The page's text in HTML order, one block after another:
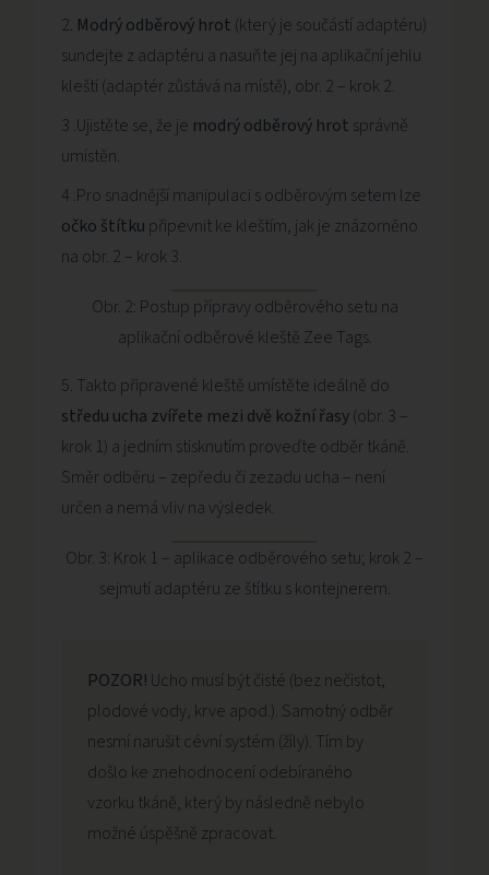
2. Modrý odběrový hrot (který je součástí adaptéru)
sundejte z adaptéru a nasuňte jej na aplikační jehlu
kleští (adaptér zůstává na místě), obr. 2 – krok 2.
3 .Ujistěte se, že je modrý odběrový hrot správně
umístěn.
4 .Pro snadnější manipulaci s odběrovým setem lze
očko štítku připevnit ke kleštím, jak je znázorněno
na obr. 2 – krok 3.
Obr. 2: Postup přípravy odběrového setu na
aplikační odběrové kleště Zee Tags.
5. Takto připravené kleště umístěte ideálně do
středu ucha zvířete mezi dvě kožní řasy(obr. 3 –
krok 1) a jedním stisknutím proveďte odběr tkáně.
Směr odběru – zepředu či zezadu ucha – není
určen a nemá vliv na výsledek.
Obr. 3: Krok 1 – aplikace odběrového setu; krok 2 –
sejmutí adaptéru ze štítku s kontejnerem.
POZOR! Ucho musí být čisté (bez nečistot,
plodové vody, krve apod.). Samotný odběr
nesmí narušit cévní systém (žíly). Tím by
došlo ke znehodnocení odebíraného
vzorku tkáně, který by následně nebylo
možné úspěšně zpracovat.